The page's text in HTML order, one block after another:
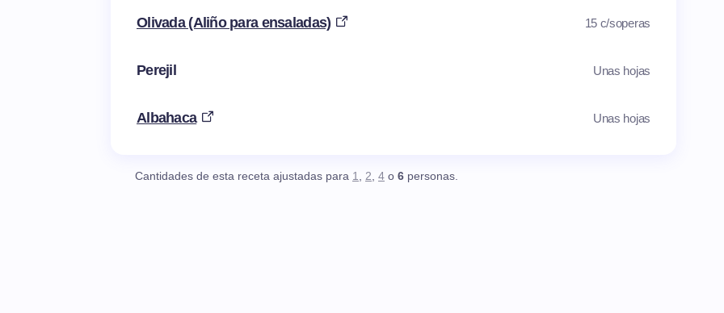
Olivada (Aliño para ensaladas) 15 c/soperas
Perejil Unas hojas
Albahaca Unas hojas
Cantidades de esta receta ajustadas para 1, 2, 4 o 6 personas.